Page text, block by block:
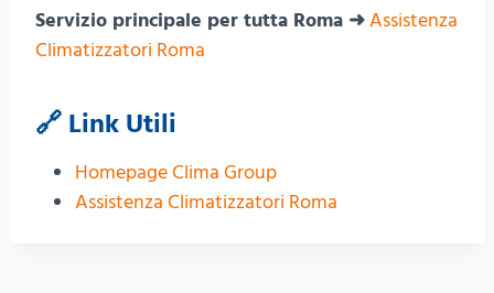
Servizio principale per tutta Roma ➜Assistenza
Climatizzatori Roma
🔗 Link Utili
Homepage Clima Group
Assistenza Climatizzatori Roma